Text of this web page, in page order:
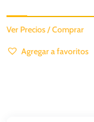
Ver Precios / Comprar
Agregar a favoritos